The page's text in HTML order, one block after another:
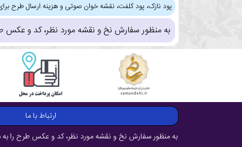
پود نازک، پود کلفت، نقشه خوان صوتی و هزینه ارسال طرح
به منظور سفارش نخ و نقشه مورد نظر، کد و عکس
ارتباط با ما
به منظور سفارش نخ و نقشه مورد نظر، کد و عکس طرح را به